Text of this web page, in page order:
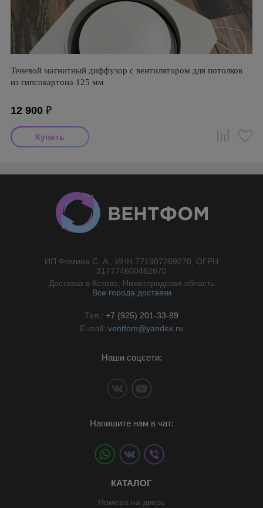
Теневой магнитный диффузор с вентилятором для потолков
из гипсокартона 125 мм
12 900 ₽
ИП Фомина С. А., ИНН 771907269270, ОГРН
317774600462670
Доставка в Кстово, Нижегородская область
Все города доставки
Тел.: +7 (925) 201-33-89
E-mail: ventfom@yandex.ru
Наши соцсети:
Напишите нам в чат:
КАТАЛОГ
Номера на дверь